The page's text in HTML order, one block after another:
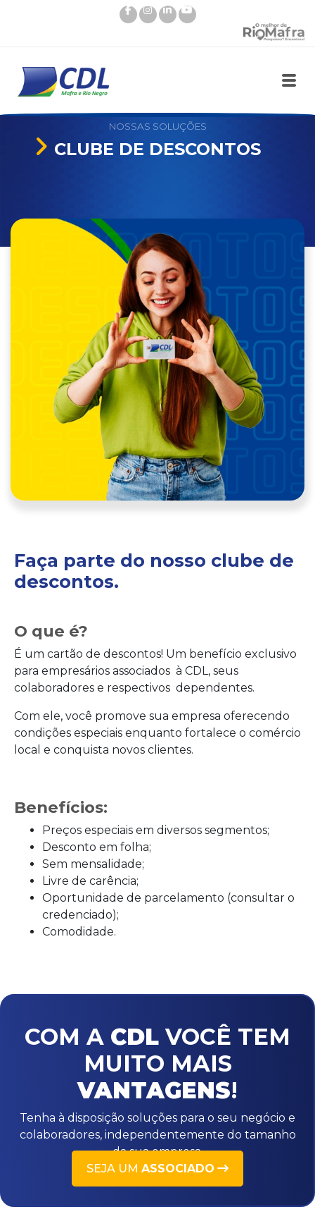
NOSSAS SOLUÇÕES
CLUBE DE DESCONTOS
Faça parte do nosso clube de
descontos.
O que é?
É um cartão de descontos! Um benefício exclusivo
para empresários associados à CDL, seus
colaboradores e respectivos dependentes.
Com ele, você promove sua empresa oferecendo
condições especiais enquanto fortalece o comércio
local e conquista novos clientes.
Benefícios:
Preços especiais em diversos segmentos;
Desconto em folha;
Sem mensalidade;
Livre de carência;
Oportunidade de parcelamento (consultar o
credenciado);
Comodidade.
COM A CDL VOCÊ TEM
MUITO MAIS
VANTAGENS!
Tenha à disposição soluções para o seu negócio e
colaboradores, independentemente do tamanho
da sua empresa.
SEJA UM ASSOCIADO